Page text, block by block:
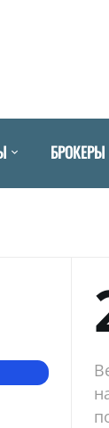
БРОКЕРЫ